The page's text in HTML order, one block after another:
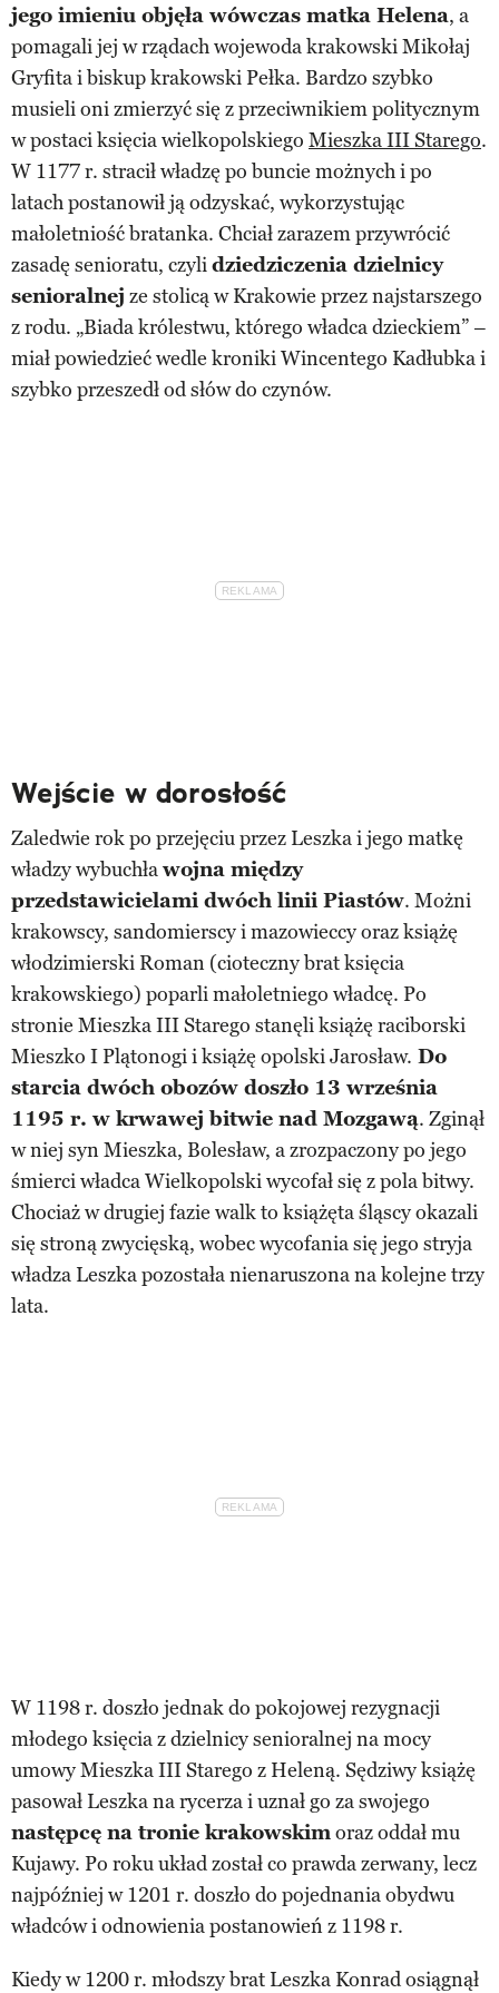
jego imieniu objęła wówczas matka Helena, a
pomagali jej w rządach wojewoda krakowski Mikołaj
Gryfita i biskup krakowski Pełka. Bardzo szybko
musieli oni zmierzyć się z przeciwnikiem politycznym
w postaci księcia wielkopolskiego Mieszka III Starego.
W 1177 r. stracił władzę po buncie możnych i po
latach postanowił ją odzyskać, wykorzystując
małoletniość bratanka. Chciał zarazem przywrócić
zasadę senioratu, czylidziedziczenia dzielnicy
senioralnej ze stolicą w Krakowie przez najstarszego
z rodu. „Biada królestwu, którego władca dzieckiem” –
miał powiedzieć wedle kroniki Wincentego Kadłubka i
szybko przeszedł od słów do czynów.
Wejście w dorosłość
Zaledwie rok po przejęciu przez Leszka i jego matkę
władzy wybuchławojna między
przedstawicielami dwóch linii Piastów. Możni
krakowscy, sandomierscy i mazowieccy oraz książę
włodzimierski Roman (cioteczny brat księcia
krakowskiego) poparli małoletniego władcę. Po
stronie Mieszka III Starego stanęli książę raciborski
Mieszko I Plątonogi i książę opolski Jarosław. Do
starcia dwóch obozów doszło 13 września
1195 r. w krwawej bitwie nad Mozgawą. Zginął
w niej syn Mieszka, Bolesław, a zrozpaczony po jego
śmierci władca Wielkopolski wycofał się z pola bitwy.
Chociaż w drugiej fazie walk to książęta śląscy okazali
się stroną zwycięską, wobec wycofania się jego stryja
władza Leszka pozostała nienaruszona na kolejne trzy
lata.
W 1198 r. doszło jednak do pokojowej rezygnacji
młodego księcia z dzielnicy senioralnej na mocy
umowy Mieszka III Starego z Heleną. Sędziwy książę
pasował Leszka na rycerza i uznał go za swojego
następcę na tronie krakowskimoraz oddał mu
Kujawy. Po roku układ został co prawda zerwany, lecz
najpóźniej w 1201 r. doszło do pojednania obydwu
władców i odnowienia postanowień z 1198 r.
Kiedy w 1200 r. młodszy brat Leszka Konrad osiągnął